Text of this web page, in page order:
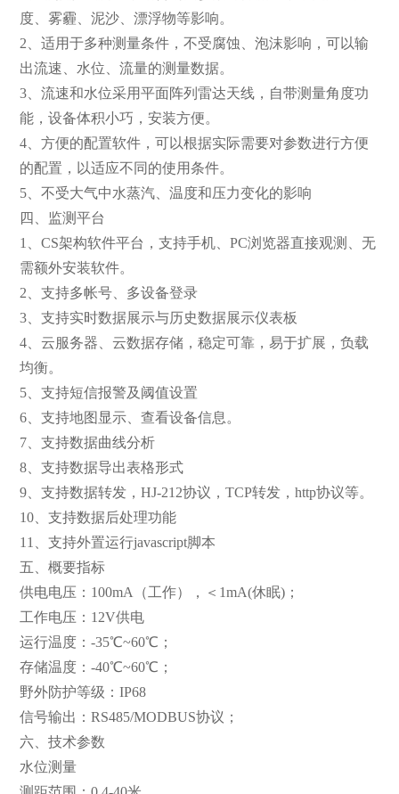
度、雾霾、泥沙、漂浮物等影响。
2、适用于多种测量条件，不受腐蚀、泡沫影响，可以输
出流速、水位、流量的测量数据。
3、流速和水位采用平面阵列雷达天线，自带测量角度功
能，设备体积小巧，安装方便。
4、方便的配置软件，可以根据实际需要对参数进行方便
的配置，以适应不同的使用条件。
5、不受大气中水蒸汽、温度和压力变化的影响
四、监测平台
1、CS架构软件平台，支持手机、PC浏览器直接观测、无
需额外安装软件。
2、支持多帐号、多设备登录
3、支持实时数据展示与历史数据展示仪表板
4、云服务器、云数据存储，稳定可靠，易于扩展，负载
均衡。
5、支持短信报警及阈值设置
6、支持地图显示、查看设备信息。
7、支持数据曲线分析
8、支持数据导出表格形式
9、支持数据转发，HJ-212协议，TCP转发，http协议等。
10、支持数据后处理功能
11、支持外置运行javascript脚本
五、概要指标
供电电压：100mA（工作），＜1mA(休眠)；
工作电压：12V供电
运行温度：-35℃~60℃；
存储温度：-40℃~60℃；
野外防护等级：IP68
信号输出：RS485/MODBUS协议；
六、技术参数
水位测量